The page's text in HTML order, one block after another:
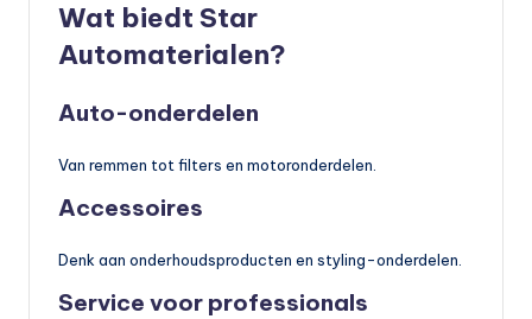
Wat biedt Star
Automaterialen?
Auto-onderdelen
Van remmen tot filters en motoronderdelen.
Accessoires
Denk aan onderhoudsproducten en styling-onderdelen.
Service voor professionals